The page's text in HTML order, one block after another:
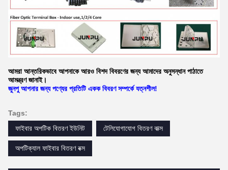
আমরা আন্তরিকভাবে আপনাকে আরও বিশদ বিবরণের জন্য আমাদের অনুসন্ধান পাঠাতে
আমন্ত্রণ জানাই।
জুনপু আপনার জন্য পণ্যের প্রতিটি একক বিবরণ সম্পর্কে যত্নশীল!
Tags:
ফাইবার অপটিক বিতরণ ইউনিট
টেলিযোগাযোগ বিতরণ বাক্স
অপটিক্যাল ফাইবার বিতরণ বক্স